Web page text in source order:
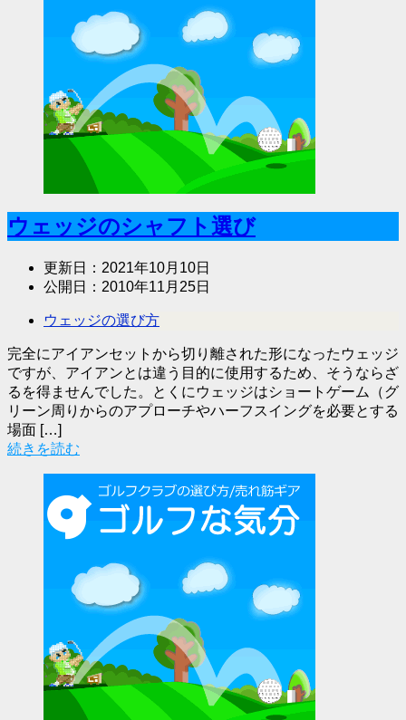
ウェッジのシャフト選び
更新日： 2021年10月10日
公開日： 2010年11月25日
ウェッジの選び方
完全にアイアンセットから切り離された形になったウェッジ
ですが、アイアンとは違う目的に使用するため、そうならざ
るを得ませんでした。とくにウェッジはショートゲーム（グ
リーン周りからのアプローチやハーフスイングを必要とする
場面 […]
続きを読む